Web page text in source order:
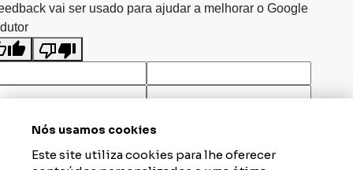
Nós usamos cookies
Este site utiliza cookies para lhe oferecer
vai ser usado para ajudar a melhorar o Google